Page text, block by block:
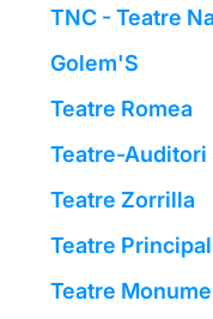
TNC - Teatre
Golem'S
Teatre Romea
Teatre-Auditori
Teatre Zorrilla
Teatre
Teatre